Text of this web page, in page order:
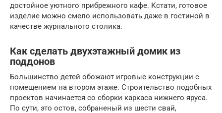
достойное уютного прибрежного кафе. Кстати, готовое
изделие можно смело использовать даже в гостиной в
качестве журнального столика.
Как сделать двухэтажный домик из
поддонов
Большинство детей обожают игровые конструкции с
помещением на втором этаже. Строительство подобных
проектов начинается со сборки каркаса нижнего яруса.
По сути, это остов, собраненый из шести свай,